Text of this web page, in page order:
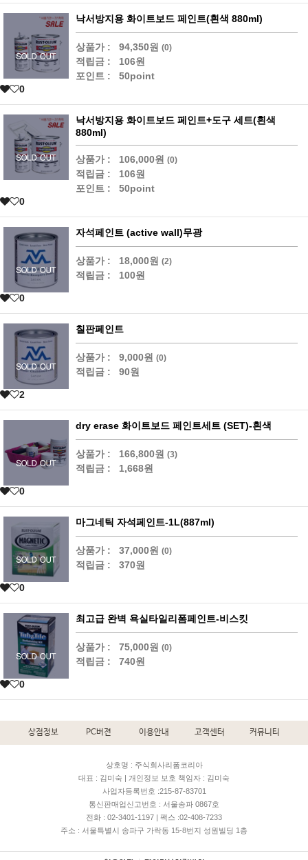
낙서방지용 화이트보드 페인트(흰색 880ml)
상품가 : 94,350원 (0)
적립금 :
106원
포인트 :
50point
0
낙서방지용 화이트보드 페인트+도구 세트(흰색
880ml)
상품가 : 106,000원 (0)
적립금 :
106원
포인트 :
50point
0
자석페인트 (active wall)무광
상품가 : 18,000원 (2)
적립금 : 100원
0
칠판페인트
상품가 : 9,000원 (0)
적립금 : 90원
2
dry erase 화이트보드 페인트세트 (SET)-흰색
상품가 : 166,800원 (3)
적립금 : 1,668원
0
마그네틱 자석페인트-1L(887ml)
상품가 : 37,000원 (0)
적립금 : 370원
0
최고급 완벽 욕실타일리폼페인트-비스킷
상품가 : 75,000원 (0)
적립금 : 740원
0
상점정보 PC버젼 이용안내 고객센터 커뮤니티
상호명 : 주식회사리폼코리아
대표 : 김미숙 | 개인정보 보호 책임자 : 김미숙
사업자등록번호 :215-87-83701
통신판매업신고번호 : 서울송파 0867호
전화 : 02-3401-1197 | 팩스 :02-408-7233
주소 : 서울특별시 송파구 가락동 15-8번지 성원빌딩 1층